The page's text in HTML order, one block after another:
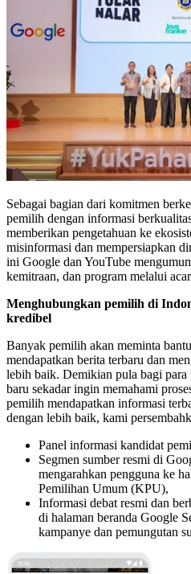
Sebagai bagian dari komitmen
pemilih dengan informasi
memberikan pengetahuan ke
misinformasi dan mempersiapkan
ini Google dan YouTube
kemitraan, dan program melalui
Menghubungkan pemilih di
kredibel
Banyak pemilih akan meminta
mendapatkan berita terbaru dan
lebih baik. Demikian pula bagi
baru sekadar ingin memahami
pemilih mendapatkan informasi
dengan lebih baik, kami
Panel informasi kandidat
Segmen sumber resmi di
mengarahkan pengguna ke
Pemilihan Umum (KPU),
Informasi debat resmi dan
di halaman beranda Google
kampanye dan pemungutan